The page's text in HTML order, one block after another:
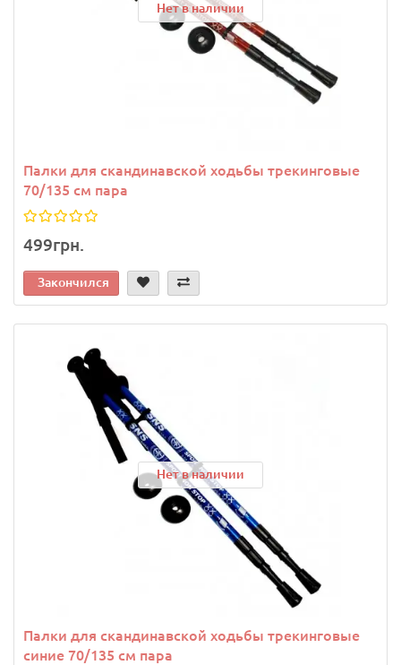
Нет в наличии
Палки для скандинавской ходьбы трекинговые
70/135 см пара
499грн.
Закончился
Нет в наличии
Палки для скандинавской ходьбы трекинговые
синие 70/135 см пара